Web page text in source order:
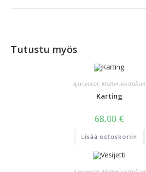
Tutustu myös
Ajoneuvot, Mutteriveistokset
Karting
68,00 €
Lisää ostoskoriin